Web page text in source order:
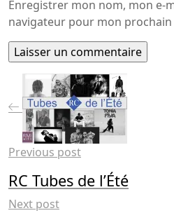
Enregistrer mon nom, mon e-
navigateur pour mon
Previous post
RC Tubes de l’Été
Next post